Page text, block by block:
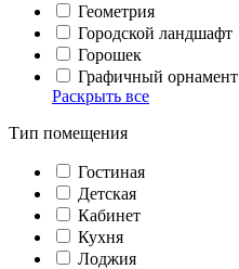
Геометрия
Городской ландшафт
Горошек
Графичный орнамент
Раскрыть все
Тип помещения
Гостиная
Детская
Кабинет
Кухня
Лоджия